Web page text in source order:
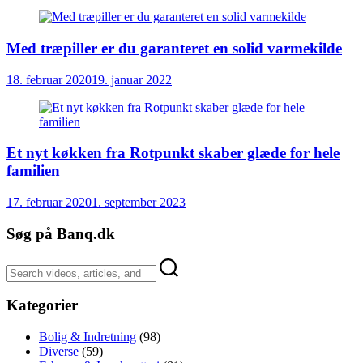
Med træpiller er du garanteret en solid varmekilde
18. februar 202019. januar 2022
Et nyt køkken fra Rotpunkt skaber glæde for hele
familien
17. februar 20201. september 2023
Søg på Banq.dk
Kategorier
Bolig & Indretning (98)
Diverse (59)